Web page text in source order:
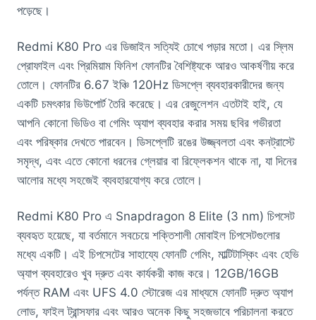
পড়েছে।
Redmi K80 Pro এর ডিজাইন সত্যিই চোখে পড়ার মতো। এর স্লিম
প্রোফাইল এবং প্রিমিয়াম ফিনিশ ফোনটির বৈশিষ্ট্যকে আরও আকর্ষণীয় করে
তোলে। ফোনটির 6.67 ইঞ্চি 120Hz ডিসপ্লে ব্যবহারকারীদের জন্য
একটি চমৎকার ভিউপোর্ট তৈরি করেছে। এর রেজুলেশন এতটাই হাই, যে
আপনি কোনো ভিডিও বা গেমিং অ্যাপ ব্যবহার করার সময় ছবির গভীরতা
এবং পরিষ্কার দেখতে পারবেন। ডিসপ্লেটি রঙের উজ্জ্বলতা এবং কনট্রাস্টে
সমৃদ্ধ, এবং এতে কোনো ধরনের গ্লেয়ার বা রিফ্লেকশন থাকে না, যা দিনের
আলোর মধ্যে সহজেই ব্যবহারযোগ্য করে তোলে।
Redmi K80 Pro এ Snapdragon 8 Elite (3 nm) চিপসেট
ব্যবহৃত হয়েছে, যা বর্তমানে সবচেয়ে শক্তিশালী মোবাইল চিপসেটগুলোর
মধ্যে একটি। এই চিপসেটের সাহায্যে ফোনটি গেমিং, মাল্টিটাস্কিং এবং হেভি
অ্যাপ ব্যবহারেও খুব দ্রুত এবং কার্যকরী কাজ করে। 12GB/16GB
পর্যন্ত RAM এবং UFS 4.0 স্টোরেজ এর মাধ্যমে ফোনটি দ্রুত অ্যাপ
লোড, ফাইল ট্রান্সফার এবং আরও অনেক কিছু সহজভাবে পরিচালনা করতে